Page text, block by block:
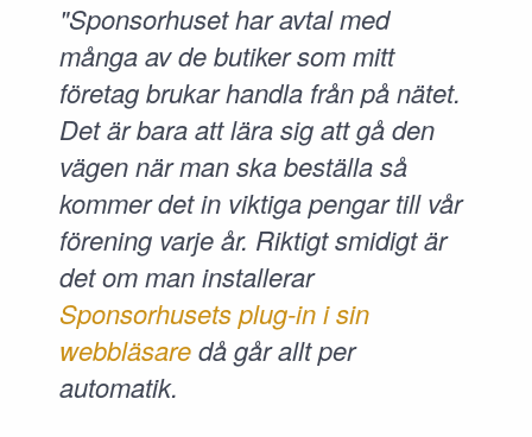
"Sponsorhuset har avtal med
många av de butiker som mitt
företag brukar handla från på nätet.
Det är bara att lära sig att gå den
vägen när man ska beställa så
kommer det in viktiga pengar till vår
förening varje år. Riktigt smidigt är
det om man installerar
Sponsorhusets plug-in i sin
webbläsaredå går allt per
automatik.